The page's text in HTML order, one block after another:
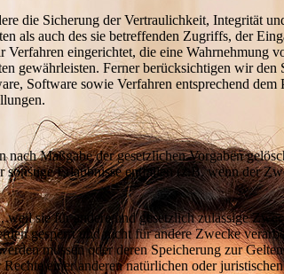
die Sicherung der Vertraulichkeit, Integrität
als auch des sie betreffenden Zugriffs, der
Verfahren eingerichtet, die eine Wahrnehmung
gewährleisten. Ferner berücksichtigen wir den
Software sowie Verfahren entsprechend dem
Maßgabe der gesetzlichen Vorgaben
Erlaubnisse entfallen (z.B. wenn der
weil sie für andere und gesetzlich zulässige
gesperrt und nicht für andere Zwecke
müssen oder deren Speicherung zur
einer anderen natürlichen oder